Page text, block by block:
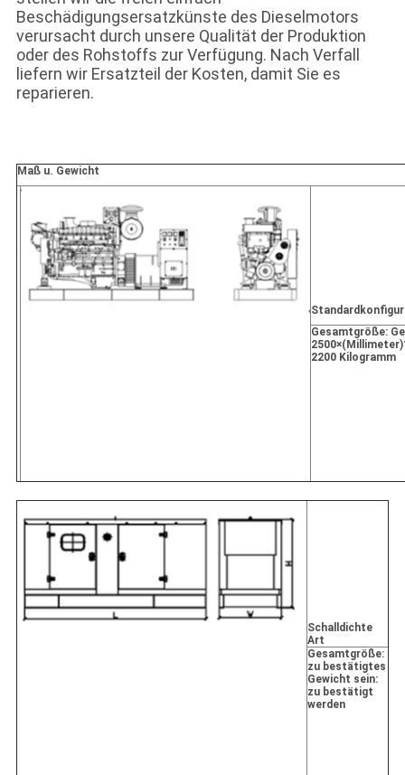
Beschädigungsersatzkünste des Dieselmotors
verursacht durch unsere Qualität der Produktion
oder des Rohstoffs zur Verfügung. Nach Verfall
liefern wir Ersatzteil der Kosten, damit Sie es
reparieren.
Maß u. Gewicht
Gesamtgröße:
2200 Kilogramm
Schalldichte
Art
Gesamtgröße:
zu bestätigtes
Gewicht sein:
zu bestätigt
werden